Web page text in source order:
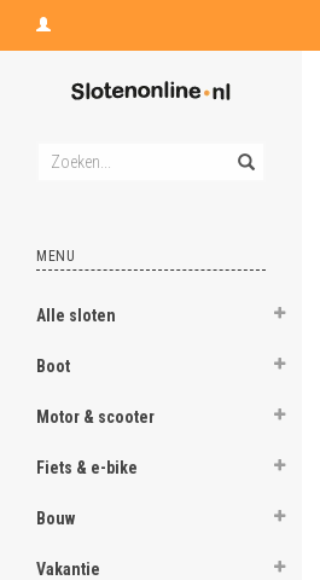
MENU
Alle sloten
Boot
Motor & scooter
Fiets & e-bike
Bouw
Vakantie